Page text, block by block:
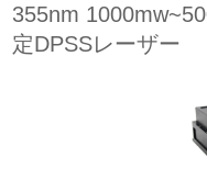
355nm
定DPSSレーザー